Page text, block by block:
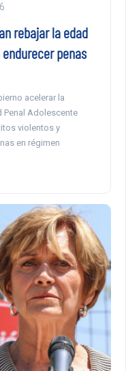
rebajar la edad
penas
acelerar la
Penal Adolescente
violentos y
en régimen